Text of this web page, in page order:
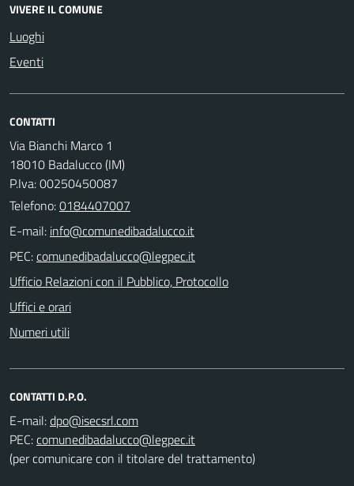
VIVERE IL COMUNE
Luoghi
Eventi
CONTATTI
Via Bianchi Marco 1
18010 Badalucco (IM)
P.Iva: 00250450087
Telefono:0184407007
E-mail:
PEC:
Ufficio Relazioni con il Pubblico, Protocollo
Uffici e orari
Numeri utili
CONTATTI D.P.O.
E-mail:
PEC:
(per comunicare con il titolare del trattamento)